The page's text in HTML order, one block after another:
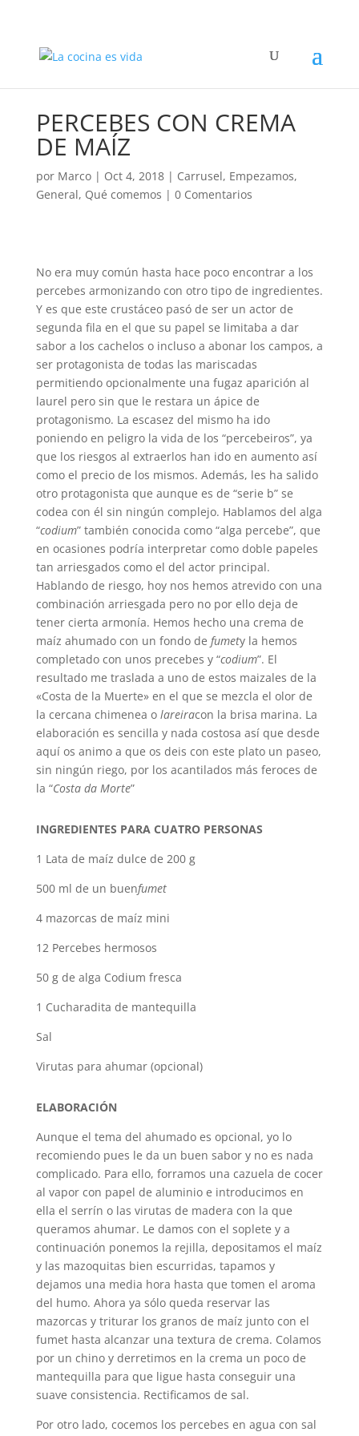
PERCEBES CON CREMA
DE MAÍZ
por Marco| Oct 4, 2018| Carrusel, Empezamos,
General, Qué comemos | 0 Comentarios
No era muy común hasta hace poco encontrar a los
percebes armonizando con otro tipo de ingredientes.
Y es que este crustáceo pasó de ser un actor de
segunda fila en el que su papel se limitaba a dar
sabor a los cachelos o incluso a abonar los campos, a
ser protagonista de todas las mariscadas
permitiendo opcionalmente una fugaz aparición al
laurel pero sin que le restara un ápice de
protagonismo. La escasez del mismo ha ido
poniendo en peligro la vida de los “percebeiros”, ya
que los riesgos al extraerlos han ido en aumento así
como el precio de los mismos. Además, les ha salido
otro protagonista que aunque es de “serie b” se
codea con él sin ningún complejo. Hablamos del alga
“codium” también conocida como “alga percebe”, que
en ocasiones podría interpretar como doble papeles
tan arriesgados como el del actor principal.
Hablando de riesgo, hoy nos hemos atrevido con una
combinación arriesgada pero no por ello deja de
tener cierta armonía. Hemos hecho una crema de
maíz ahumado con un fondo de fumety la hemos
completado con unos precebes y “codium”. El
resultado me traslada a uno de estos maizales de la
«Costa de la Muerte» en el que se mezcla el olor de
la cercana chimenea o lareiracon la brisa marina. La
elaboración es sencilla y nada costosa así que desde
aquí os animo a que os deis con este plato un paseo,
sin ningún riego, por los acantilados más feroces de
la “Costa da Morte”
INGREDIENTES PARA CUATRO PERSONAS
1 Lata de maíz dulce de 200 g
500 ml de un buenfumet
4 mazorcas de maíz mini
12 Percebes hermosos
50 g de alga Codium fresca
1 Cucharadita de mantequilla
Sal
Virutas para ahumar (opcional)
ELABORACIÓN
Aunque el tema del ahumado es opcional, yo lo
recomiendo pues le da un buen sabor y no es nada
complicado. Para ello, forramos una cazuela de cocer
al vapor con papel de aluminio e introducimos en
ella el serrín o las virutas de madera con la que
queramos ahumar. Le damos con el soplete y a
continuación ponemos la rejilla, depositamos el maíz
y las mazoquitas bien escurridas, tapamos y
dejamos una media hora hasta que tomen el aroma
del humo. Ahora ya sólo queda reservar las
mazorcas y triturar los granos de maíz junto con el
fumet hasta alcanzar una textura de crema. Colamos
por un chino y derretimos en la crema un poco de
mantequilla para que ligue hasta conseguir una
suave consistencia. Rectificamos de sal.
Por otro lado, cocemos los percebes en agua con sal